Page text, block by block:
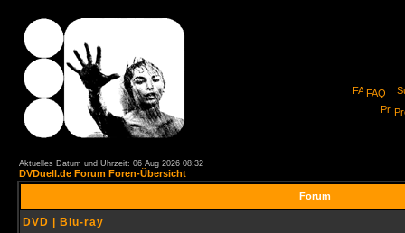
FAQ
Aktuelles Datum und Uhrzeit: 06 Aug 2026 08:32
DVDuell.de Forum Foren-Übersicht
Forum
DVD | Blu-ray